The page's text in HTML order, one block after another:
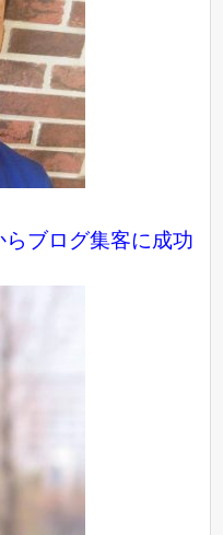
ブログ集客に成功